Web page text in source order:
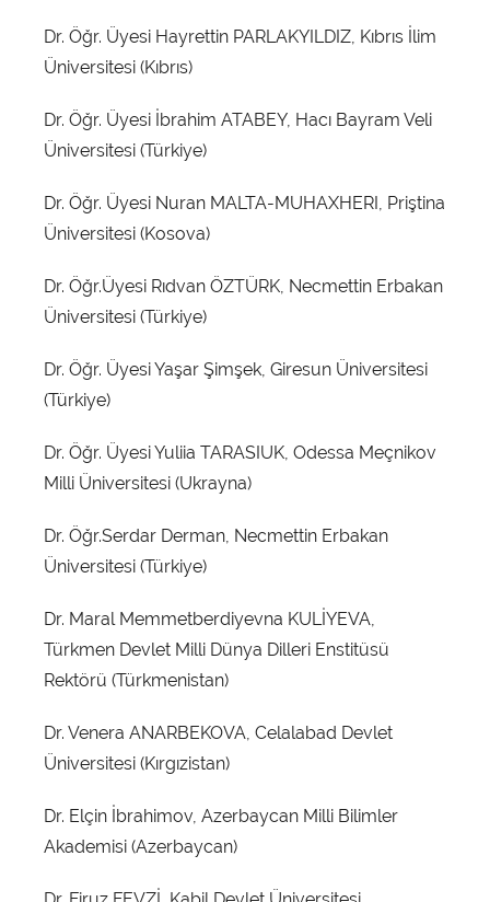
Dr. Öğr. Üyesi Hayrettin PARLAKYILDIZ, Kıbrıs İlim
Üniversitesi (Kıbrıs)
Dr. Öğr. Üyesi İbrahim ATABEY, Hacı Bayram Veli
Üniversitesi (Türkiye)
Dr. Öğr. Üyesi Nuran MALTA-MUHAXHERI, Priştina
Üniversitesi (Kosova)
Dr. Öğr.Üyesi Rıdvan ÖZTÜRK, Necmettin Erbakan
Üniversitesi (Türkiye)
Dr. Öğr. Üyesi Yaşar Şimşek, Giresun Üniversitesi
(Türkiye)
Dr. Öğr. Üyesi Yuliia TARASIUK, Odessa Meçnikov
Milli Üniversitesi (Ukrayna)
Dr. Öğr.Serdar Derman, Necmettin Erbakan
Üniversitesi (Türkiye)
Dr. Maral Memmetberdiyevna KULİYEVA,
Türkmen Devlet Milli Dünya Dilleri Enstitüsü
Rektörü (Türkmenistan)
Dr. Venera ANARBEKOVA, Celalabad Devlet
Üniversitesi (Kırgızistan)
Dr. Elçin İbrahimov, Azerbaycan Milli Bilimler
Akademisi (Azerbaycan)